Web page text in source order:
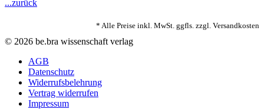
...zurück
* Alle Preise inkl. MwSt. ggfls. zzgl. Versandkosten
© 2026 be.bra wissenschaft verlag
AGB
Datenschutz
Widerrufsbelehrung
Vertrag widerrufen
Impressum